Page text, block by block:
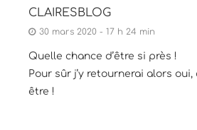
CLAIRESBLOG
30 mars 2020 - 17 h 24 min
Quelle chance d’être si près !
Pour sûr j’y retournerai alors oui,
être !